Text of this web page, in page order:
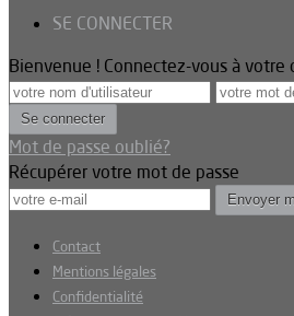
SE CONNECTER
Bienvenue ! Connectez-vous à votre
Mot de passe oublié?
Récupérer votre mot de passe
Contact
Mentions légales
Confidentialité